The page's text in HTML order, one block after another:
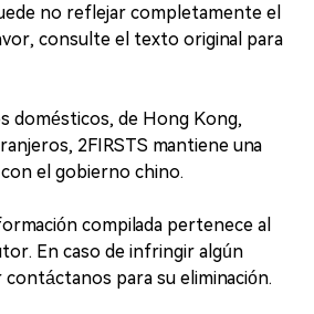
no reflejar completamente el
consulte el texto original para
domésticos, de Hong Kong,
2FIRSTS mantiene una
el gobierno chino.
compilada pertenece al
En caso de infringir algún
para su eliminación.